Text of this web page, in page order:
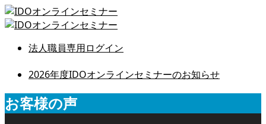
法人職員専用ログイン
2026年度IDOオンラインセミナーのお知らせ
お客様の声